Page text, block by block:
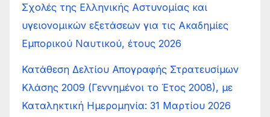
Σχολές της Ελληνικής Αστυνομίας και
υγειονομικών εξετάσεων για τις Ακαδημίες
Εμπορικού Ναυτικού, έτους 2026
Κατάθεση Δελτίου Απογραφής Στρατευσίμων
Κλάσης 2009 (Γεννημένοι το Έτος 2008), με
Καταληκτική Ημερομηνία: 31 Μαρτίου 2026